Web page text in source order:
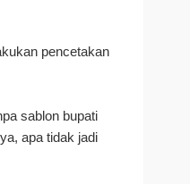
pencetakan
sablon bupati
apa tidak jadi